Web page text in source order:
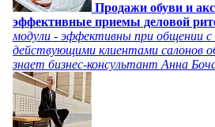
Продажи обуви и
эффективные приемы деловой
модули - эффективны при общении
действующими клиентами салонов
знает бизнес-консультант Анна